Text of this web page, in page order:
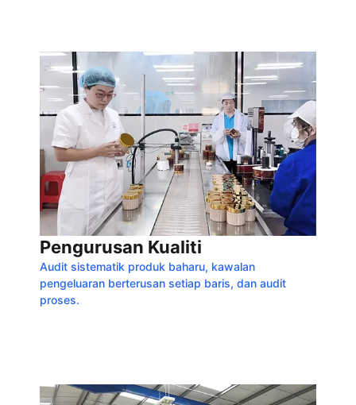
Pengurusan Kualiti
Audit sistematik produk baharu, kawalan
pengeluaran berterusan setiap baris, dan audit
proses.